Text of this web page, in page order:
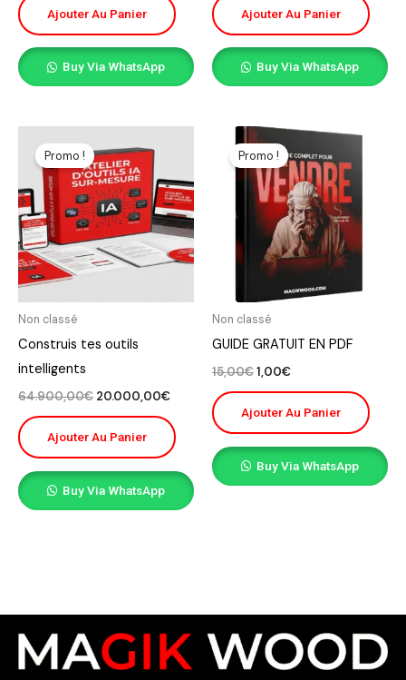
Ajouter Au Panier
Buy Via WhatsApp
Ajouter Au Panier
Buy Via WhatsApp
Promo !
Non classé
Construis tes outils
intelligents
64.900,00€
prix
initial
était :
64.900,00€.
20.000,00€
est :
20.000,00€.
Ajouter Au Panier
Buy Via WhatsApp
Promo !
Non classé
GUIDE GRATUIT EN PDF
15,00€
Le
prix
initial
était :
15,00€.
1,00€
Le
actuel
est :
1,00€.
Ajouter Au Panier
Buy Via WhatsApp